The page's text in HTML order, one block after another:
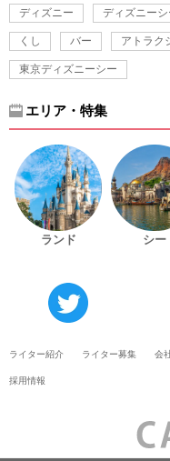
ディズニー ディズニーシ
くし バー アトラク
東京ディズニーシー
エリア・特集
ランド シー
ライター紹介 ライター募集 会
採用情報